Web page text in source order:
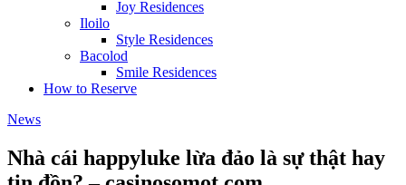
Joy Residences
Iloilo
Style Residences
Bacolod
Smile Residences
How to Reserve
News
Nhà cái happyluke lừa đảo là sự thật hay